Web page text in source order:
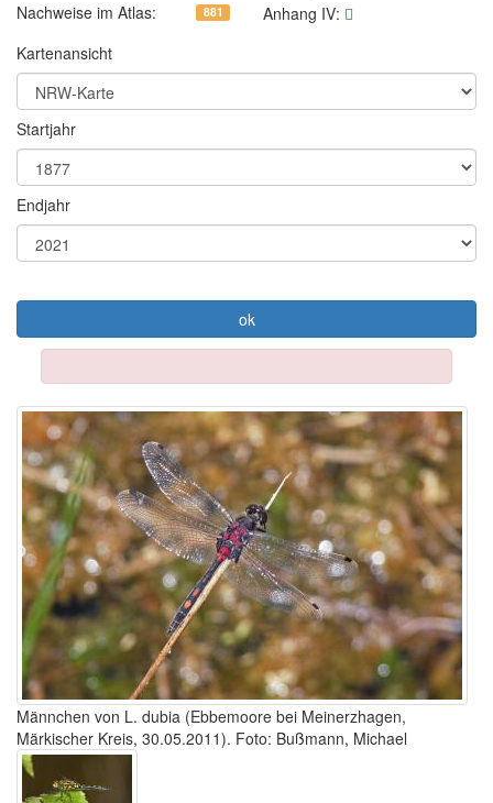
Nachweise im Atlas: 881
Anhang IV:
Kartenansicht
Startjahr
Endjahr
ok
Männchen von L. dubia (Ebbemoore bei Meinerzhagen,
Märkischer Kreis, 30.05.2011). Foto: Bußmann, Michael